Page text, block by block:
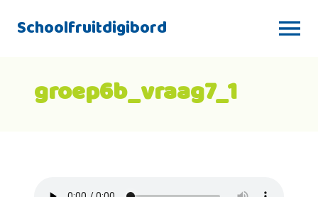
Schoolfruitdigibord
groep6b_vraag7_1